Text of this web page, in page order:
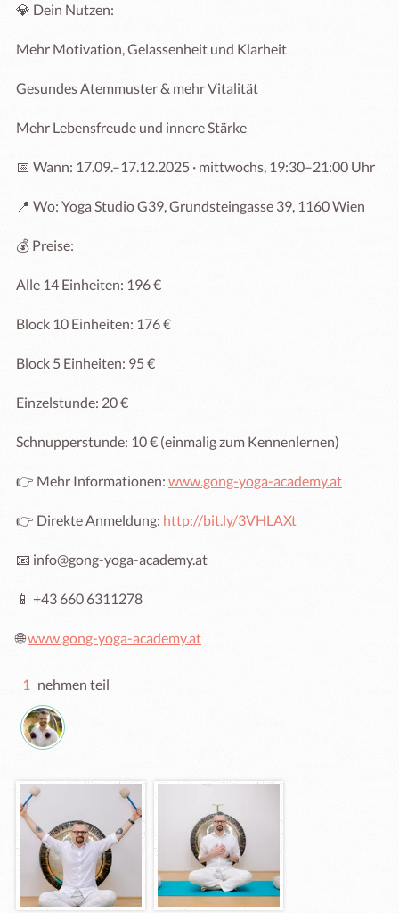
💎 Dein Nutzen:
Mehr Motivation, Gelassenheit und Klarheit
Gesundes Atemmuster & mehr Vitalität
Mehr Lebensfreude und innere Stärke
📅 Wann: 17.09.–17.12.2025 · mittwochs, 19:30–21:00 Uhr
📍 Wo: Yoga Studio G39, Grundsteingasse 39, 1160 Wien
💰 Preise:
Alle 14 Einheiten: 196 €
Block 10 Einheiten: 176 €
Block 5 Einheiten: 95 €
Einzelstunde: 20 €
Schnupperstunde: 10 € (einmalig zum Kennenlernen)
👉 Mehr Informationen: www.gong-yoga-academy.at
👉 Direkte Anmeldung: http://bit.ly/3VHLAXt
📧 info@gong-yoga-academy.at
📱 +43 660 6311278
🌐 www.gong-yoga-academy.at
1 nehmen teil